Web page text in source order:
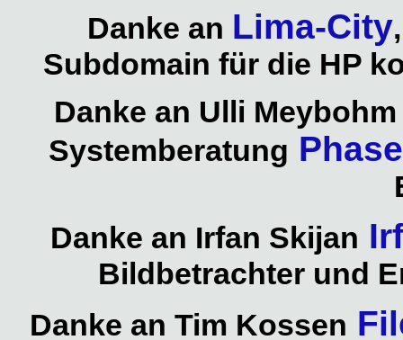
Danke an Lima-City
Subdomain für die HP
Danke an Ulli
Systemberatung
Danke an Irfan Skijan
Bildbetrachter und
Danke an Tim Kossen